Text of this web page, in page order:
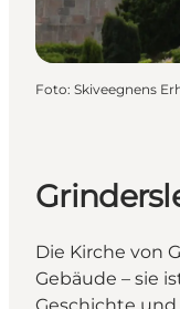
Foto: Skiveegnens
Die Kirche von
Gebäude – sie